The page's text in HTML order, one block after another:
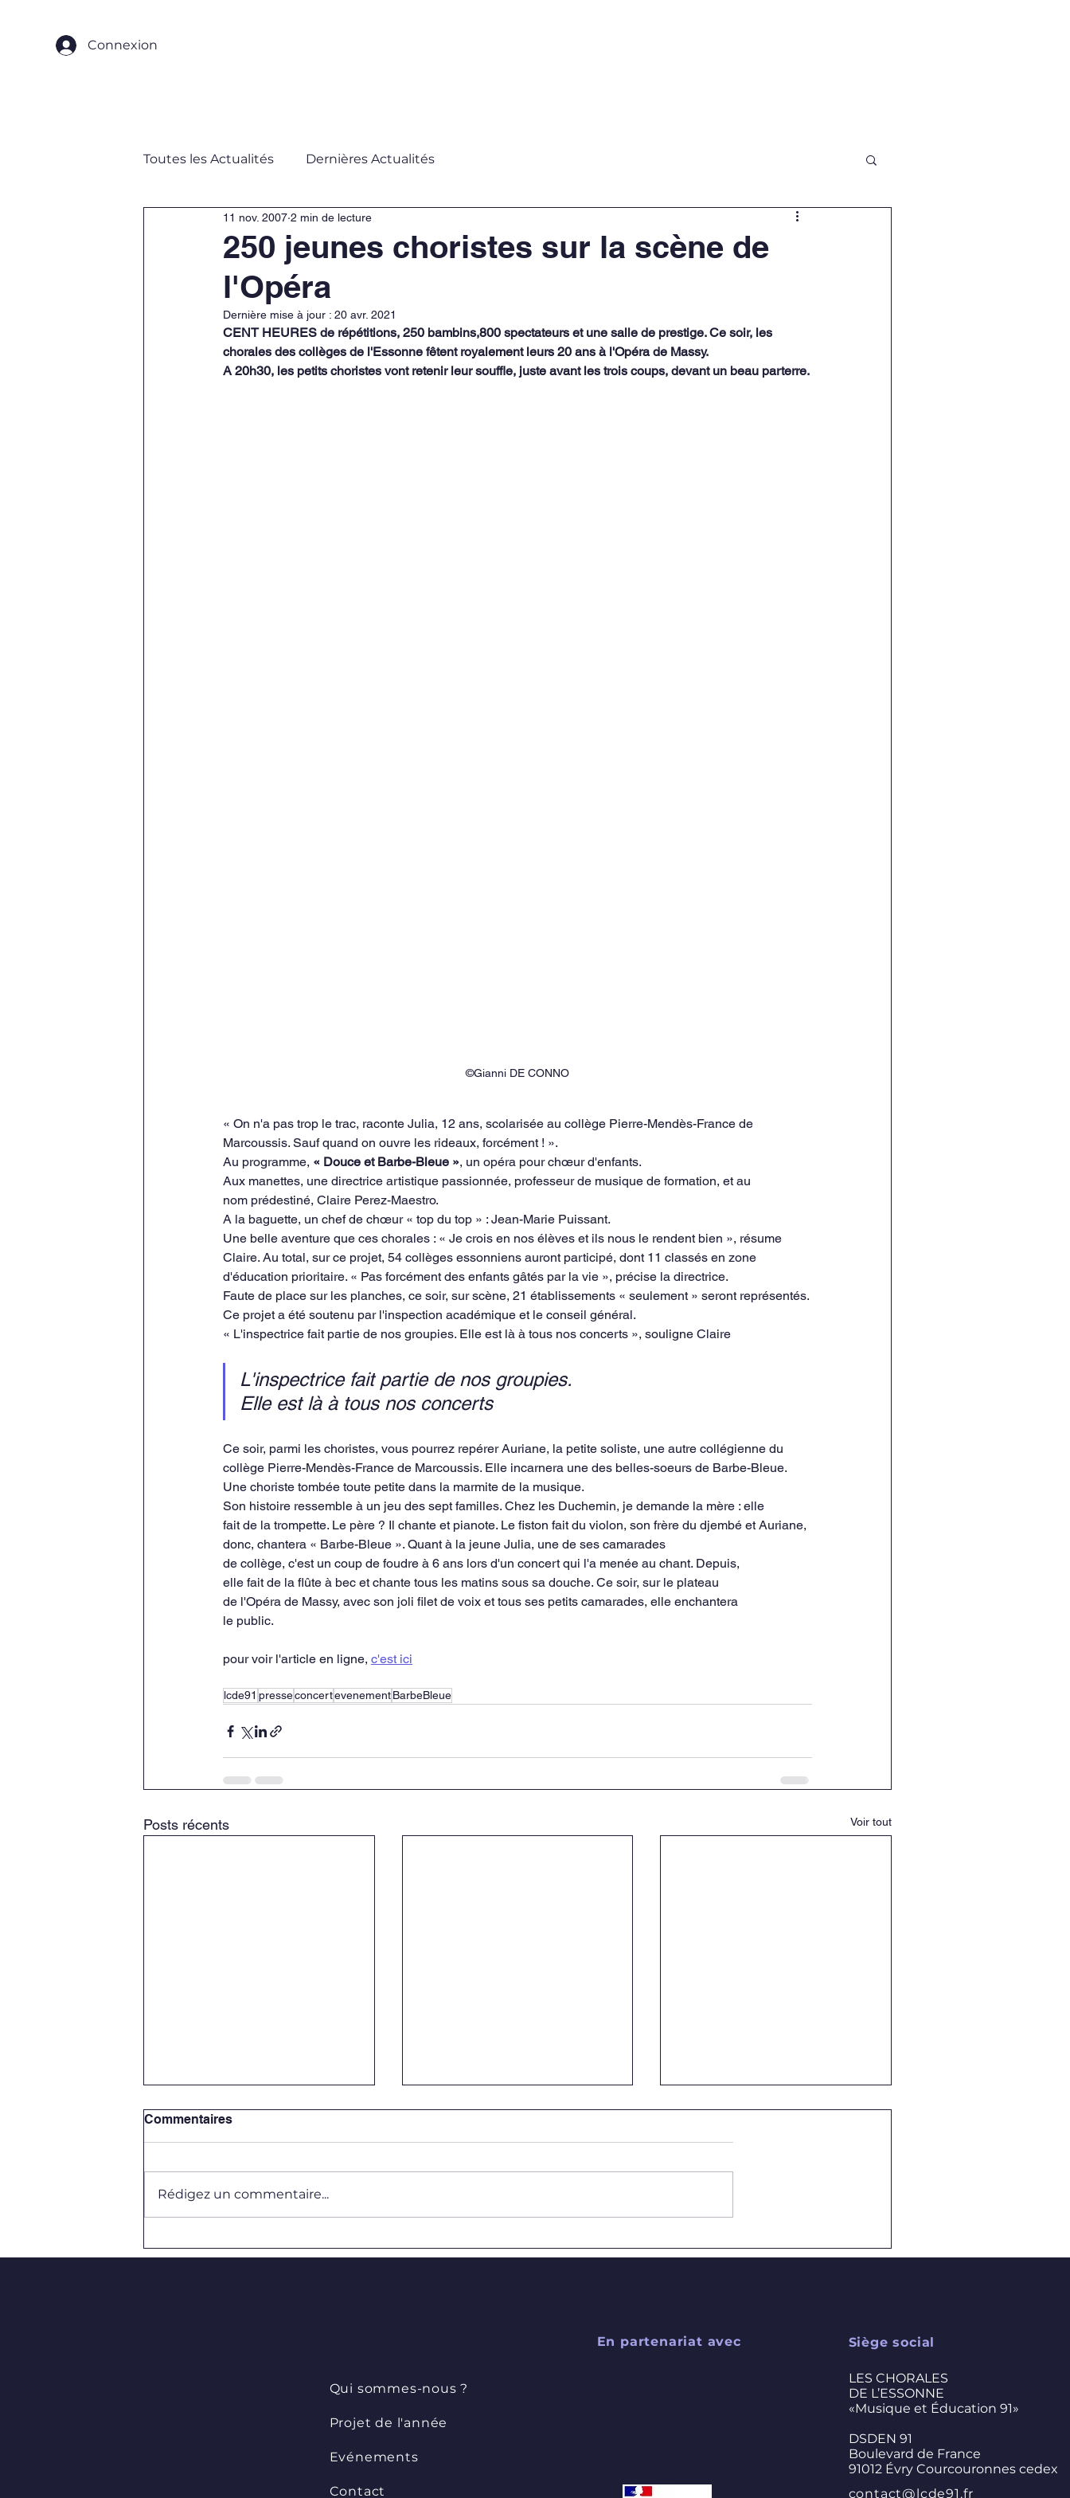
Connexion
Toutes les Actualités Dernières Actualités
250 jeunes choristes sur la scène de
l'Opéra
11 nov. 2007 2 min de lecture
Dernière mise à jour : 20 avr. 2021
CENT HEURES de répétitions, 250 bambins,800 spectateurs et une salle de prestige. Ce soir, les
chorales des collèges de l'Essonne fêtent royalement leurs 20 ans à l'Opéra de Massy.
A 20h30, les petits choristes vont retenir leur souffle, juste avant les trois coups, devant un beau parterre.
©Gianni DE CONNO
« On n'a pas trop le trac, raconte Julia, 12 ans, scolarisée au collège Pierre-Mendès-France de
Marcoussis. Sauf quand on ouvre les rideaux, forcément ! ».
Au programme, « Douce et Barbe-Bleue », un opéra pour chœur d'enfants.
Aux manettes, une directrice artistique passionnée, professeur de musique de formation, et au
nom prédestiné, Claire Perez-Maestro.
A la baguette, un chef de chœur « top du top » : Jean-Marie Puissant.
Une belle aventure que ces chorales : « Je crois en nos élèves et ils nous le rendent bien », résume
Claire. Au total, sur ce projet, 54 collèges essonniens auront participé, dont 11 classés en zone
d'éducation prioritaire. « Pas forcément des enfants gâtés par la vie », précise la directrice.
Faute de place sur les planches, ce soir, sur scène, 21 établissements « seulement » seront représentés.
Ce projet a été soutenu par l'inspection académique et le conseil général.
« L'inspectrice fait partie de nos groupies. Elle est là à tous nos concerts », souligne Claire
L'inspectrice fait partie de nos groupies.
Elle est là à tous nos concerts
Ce soir, parmi les choristes, vous pourrez repérer Auriane, la petite soliste, une autre collégienne du
collège Pierre-Mendès-France de Marcoussis. Elle incarnera une des belles-soeurs de Barbe-Bleue.
Une choriste tombée toute petite dans la marmite de la musique.
Son histoire ressemble à un jeu des sept familles. Chez les Duchemin, je demande la mère : elle
fait de la trompette. Le père ? Il chante et pianote. Le fiston fait du violon, son frère du djembé et Auriane,
donc, chantera « Barbe-Bleue ». Quant à la jeune Julia, une de ses camarades
de collège, c'est un coup de foudre à 6 ans lors d'un concert qui l'a menée au chant. Depuis,
elle fait de la flûte à bec et chante tous les matins sous sa douche. Ce soir, sur le plateau
de l'Opéra de Massy, avec son joli filet de voix et tous ses petits camarades, elle enchantera
le public.
pour voir l'article en ligne, c'est ici
lcde91 presseconcertevenementBarbeBleue
Posts récents Voir tout
sweats !
Squelette"
Savigny !
Commentaires
Rédigez un commentaire...
Qui sommes-nous ?
Projet de l'année
Evénements
Contact
En partenariat avec Siège social
LES CHORALES
DE L’ESSONNE
«Musique et Éducation 91»
DSDEN 91
Boulevard de France
91012 Évry Courcouronnes cedex
contact@lcde91.fr